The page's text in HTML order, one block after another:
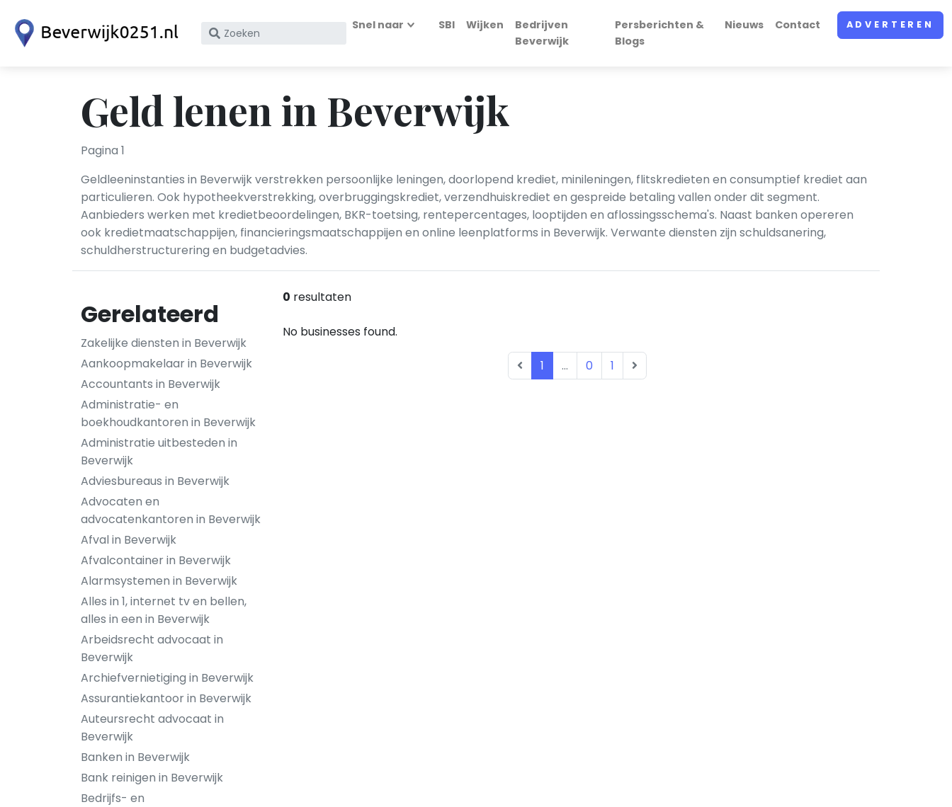
Zoek
KvK
nummer
Snel naar SBI Wijken
Bedrijven
Beverwijk
Persberichten &
Blogs
Nieuws Contact ADVERTEREN
Geld lenen in Beverwijk
Pagina 1
Geldleeninstanties in Beverwijk verstrekken persoonlijke leningen, doorlopend krediet, minileningen, flitskredieten en consumptief krediet aan
particulieren. Ook hypotheekverstrekking, overbruggingskrediet, verzendhuiskrediet en gespreide betaling vallen onder dit segment.
Aanbieders werken met kredietbeoordelingen, BKR-toetsing, rentepercentages, looptijden en aflossingsschema's. Naast banken opereren
ook kredietmaatschappijen, financieringsmaatschappijen en online leenplatforms in Beverwijk. Verwante diensten zijn schuldsanering,
schuldherstructurering en budgetadvies.
Gerelateerd
Zakelijke diensten in Beverwijk
Aankoopmakelaar in Beverwijk
Accountants in Beverwijk
Administratie- en
boekhoudkantoren in Beverwijk
Administratie uitbesteden in
Beverwijk
Adviesbureaus in Beverwijk
Advocaten en
advocatenkantoren in Beverwijk
Afval in Beverwijk
Afvalcontainer in Beverwijk
Alarmsystemen in Beverwijk
Alles in 1, internet tv en bellen,
alles in een in Beverwijk
Arbeidsrecht advocaat in
Beverwijk
Archiefvernietiging in Beverwijk
Assurantiekantoor in Beverwijk
Auteursrecht advocaat in
Beverwijk
Banken in Beverwijk
Bank reinigen in Beverwijk
Bedrijfs- en
0 resultaten
No businesses found.
1 ... 0 1